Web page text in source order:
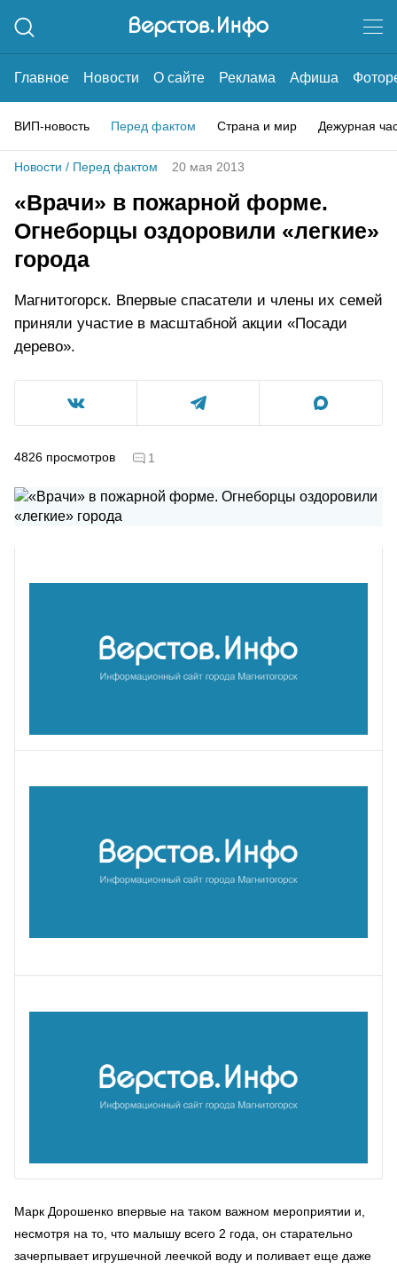
Главное Новости О сайте Реклама Афиша
ВИП-новость Перед фактом Страна и мир Дежурная
Новости / Перед фактом 20 мая 2013
«Врачи» в пожарной форме.
Огнеборцы оздоровили «легкие»
города
Магнитогорск. Впервые спасатели и члены их семей
приняли участие в масштабной акции «Посади
дерево».
4826 просмотров 1
Марк Дорошенко впервые на таком важном мероприятии и,
несмотря на то, что малышу всего 2 года, он старательно
зачерпывает игрушечной леечкой воду и поливает еще даже